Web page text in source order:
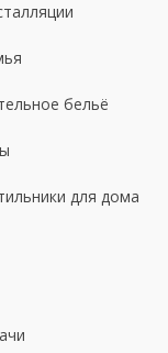
бельё
для дома